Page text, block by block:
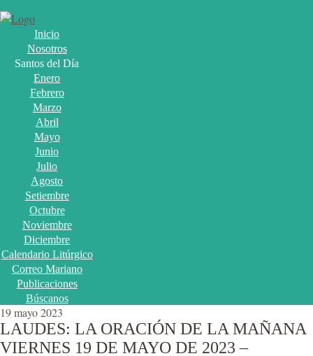
Inicio
Nosotros
Santos del Día
Enero
Febrero
Marzo
Abril
Mayo
Junio
Julio
Agosto
Setiembre
Octubre
Noviembre
Diciembre
Calendario Litúrgico
Correo Mariano
Publicaciones
Búscanos
19 mayo 2023
LAUDES: LA ORACIÓN DE LA MAÑANA
VIERNES 19 DE MAYO DE 2023 –